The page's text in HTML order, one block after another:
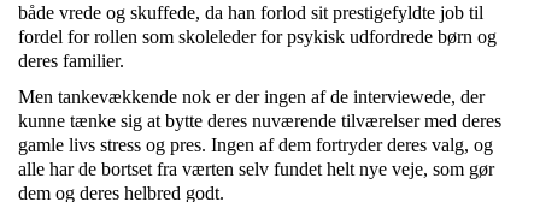
både vrede og skuffede, da han forlod sit prestigefyldte job til
fordel for rollen som skoleleder for psykisk udfordrede børn og
deres familier.
Men tankevækkende nok er der ingen af de interviewede, der
kunne tænke sig at bytte deres nuværende tilværelser med deres
gamle livs stress og pres. Ingen af dem fortryder deres valg, og
alle har de bortset fra værten selv fundet helt nye veje, som gør
dem og deres helbred godt.